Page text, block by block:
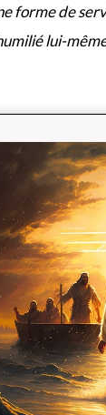
forme de
lui-